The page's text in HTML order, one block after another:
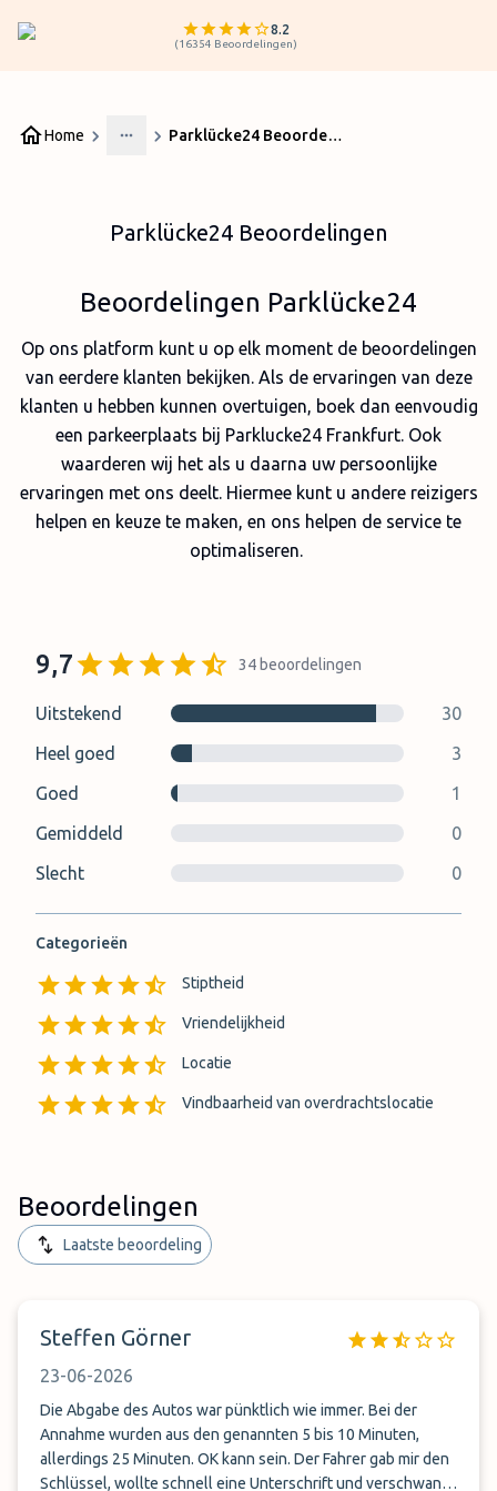
8.2
(16354 Beoordelingen)
Home
More
Parklücke24 Beoordelingen
Parklücke24 Beoordelingen
Beoordelingen Parklücke24
Op ons platform kunt u op elk moment de beoordelingen
van eerdere klanten bekijken. Als de ervaringen van deze
klanten u hebben kunnen overtuigen, boek dan eenvoudig
een parkeerplaats bij Parklucke24 Frankfurt. Ook
waarderen wij het als u daarna uw persoonlijke
ervaringen met ons deelt. Hiermee kunt u andere reizigers
helpen en keuze te maken, en ons helpen de service te
optimaliseren.
9,7 34 beoordelingen
Uitstekend
30
Heel goed
3
Goed
1
Gemiddeld
0
Slecht
0
Categorieën
Stiptheid
Vriendelijkheid
Locatie
Vindbaarheid van overdrachtslocatie
Beoordelingen
Laatste beoordeling
Steffen Görner
23-06-2026
Die Abgabe des Autos war pünktlich wie immer. Bei der
Annahme wurden aus den genannten 5 bis 10 Minuten,
allerdings 25 Minuten. OK kann sein. Der Fahrer gab mir den
Schlüssel, wollte schnell eine Unterschrift und verschwand